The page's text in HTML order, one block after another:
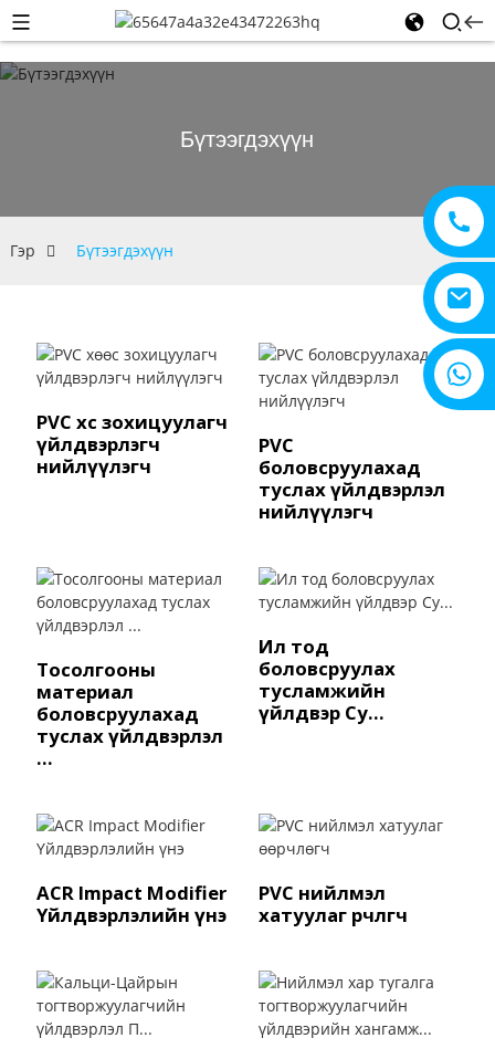
+8615805330828
Бүтээгдэхүүн
Гэр Бүтээгдэхүүн
PVC хөөс зохицуулагч
үйлдвэрлэгч
нийлүүлэгч
PVC
боловсруулахад
туслах үйлдвэрлэл
нийлүүлэгч
Тосолгооны
материал
боловсруулахад
туслах үйлдвэрлэл
...
Ил тод
боловсруулах
тусламжийн
үйлдвэр Су...
ACR Impact Modifier
Үйлдвэрлэлийн үнэ
PVC нийлмэл
хатуулаг өөрчлөгч